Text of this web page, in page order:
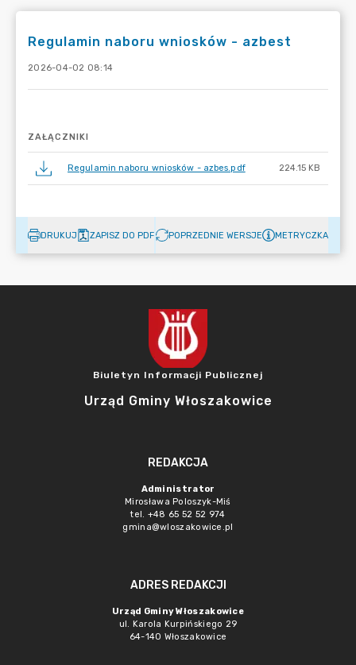
Regulamin naboru wniosków - azbest
2026-04-02 08:14
ZAŁĄCZNIKI
Regulamin naboru wniosków - azbes.pdf 224.15 KB
DRUKUJ ZAPISZ DO PDF POPRZEDNIE WERSJE METRYCZKA
Biuletyn Informacji Publicznej
Urząd Gminy Włoszakowice
REDAKCJA
Administrator
Mirosława Poloszyk-Miś
tel. +48 65 52 52 974
gmina@wloszakowice.pl
ADRES REDAKCJI
Urząd Gminy Włoszakowice
ul. Karola Kurpińskiego 29
64-140 Włoszakowice